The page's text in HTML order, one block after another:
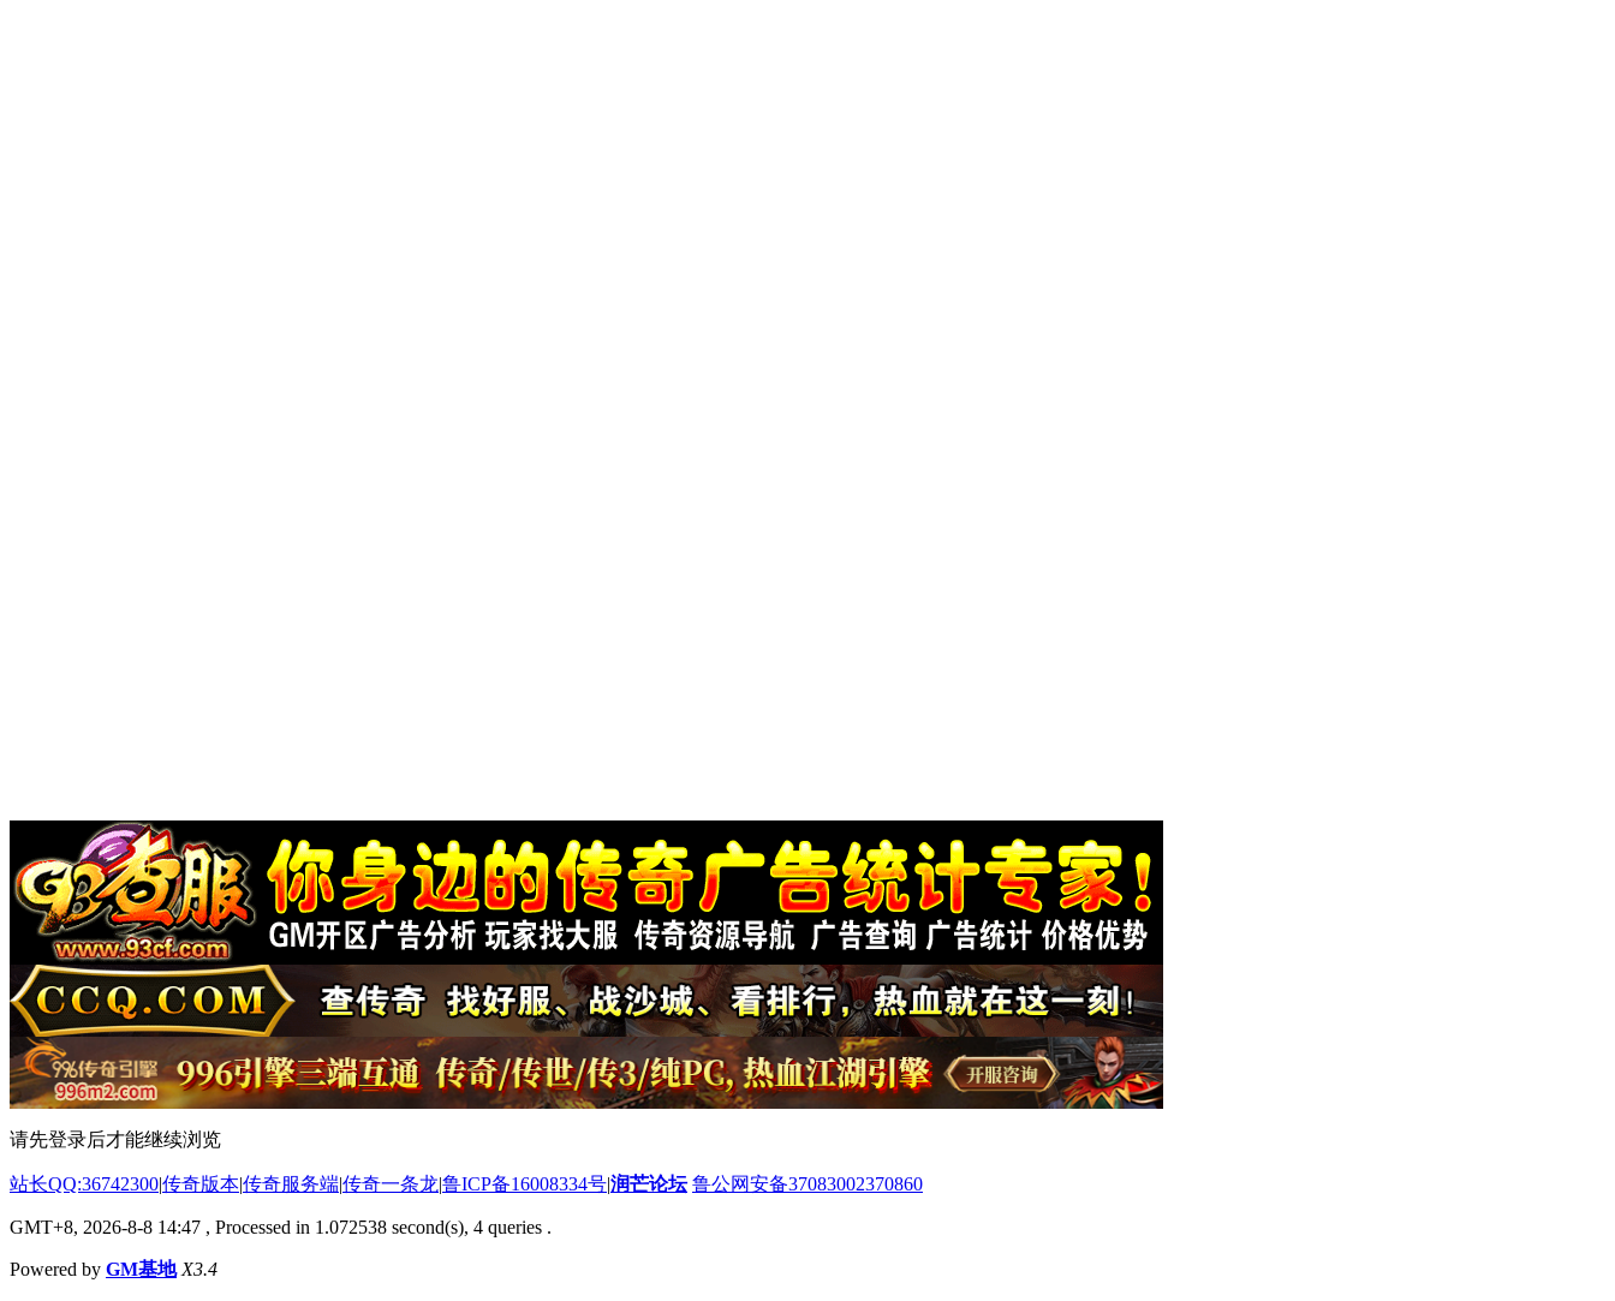
请先登录后才能继续浏览
站长QQ:36742300|传奇版本|传奇服务端|传奇一条龙|鲁ICP备16008334号|润芒论坛 鲁公网安备37083002370860
GMT+8, 2026-8-8 14:47 , Processed in 1.072538 second(s), 4 queries .
Powered by GM基地 X3.4